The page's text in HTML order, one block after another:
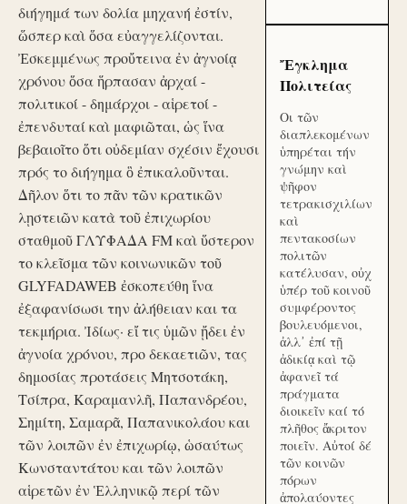
διήγημά των δολία μηχανή ἐστίν,
ὥσπερ καὶ ὅσα εὐαγγελίζονται.
Ἐσκεμμένως προὔτεινα ἐν ἀγνοίᾳ
χρόνου ὅσα ἥρπασαν ἀρχαί -
πολιτικοί - δημάρχοι - αἱρετοί -
ἐπενδυταί καὶ μαφιῶται, ὡς ἵνα
βεβαιοῖτο ὅτι οὐδεμίαν σχέσιν ἔχουσι
πρός το διήγημα ὃ ἐπικαλοῦνται.
Δῆλον ὅτι το πᾶν τῶν κρατικῶν
λῃστειῶν κατὰ τοῦ ἐπιχωρίου
σταθμοῦ ΓΛΥΦΑΔΑ FM καὶ ὕστερον
το κλεῖσμα τῶν κοινωνικῶν τοῦ
GLYFADAWEB ἐσκοπεύθη ἵνα
ἐξαφανίσωσι την ἀλήθειαν και τα
τεκμήρια. Ἰδίως· εἴ τις ὑμῶν ᾔδει ἐν
ἀγνοία χρόνου, προ δεκαετιῶν, τας
δημοσίας προτάσεις Μητσοτάκη,
Τσίπρα, Καραμανλῆ, Παπανδρέου,
Σημίτη, Σαμαρᾶ, Παπανικολάου και
τῶν λοιπῶν ἐν ἐπιχωρίῳ, ὡσαύτως
Κωνσταντάτου και τῶν λοιπῶν
αἱρετῶν ἐν Ἑλληνικῷ περί τῶν
Ἔγκλημα
Πολιτείας
Οι τῶν
διαπλεκομένων
ὑπηρέται τήν
γνώμην καὶ
ψῆφον
τετρακισχιλίων
καὶ
πεντακοσίων
πολιτῶν
κατέλυσαν, οὐχ
ὑπέρ τοῦ κοινοῦ
συμφέροντος
βουλευόμενοι,
ἀλλ᾽ ἐπί τῇ
ἀδικίᾳ καὶ τῷ
ἀφανεῖ τά
πράγματα
διοικεῖν καί τό
πλῆθος ἄκριτον
ποιεῖν. Αὐτοί δέ
τῶν κοινῶν
πόρων
ἀπολαύοντες